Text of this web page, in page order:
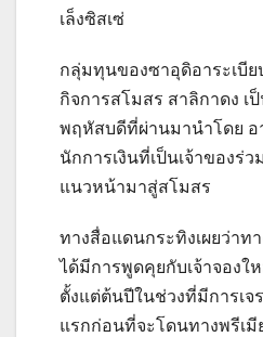
เล็งซิสเซ่
กลุ่มทุนของซาอุดิอาระเบี
กิจการสโมสร สาลิกาดง เ
พฤหัสบดีที่ผ่านมานำโดย อ
นักการเงินที่เป็นเจ้าของร่
แนวหน้ามาสู่สโมสร
ทางสื่อแดนกระทิงเผยว่าท
ได้มีการพูดคุยกับเจ้าจองใ
ตั้งแต่ต้นปีในช่วงที่มีการเจ
แรกก่อนที่จะโดนทางพรีเมี